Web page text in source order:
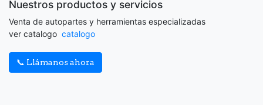
Nuestros productos y servicios
Venta de autopartes y herramientas especializadas
ver catalogo catalogo
📞 Llámanos ahora